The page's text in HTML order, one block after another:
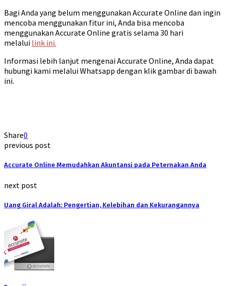
Bagi Anda yang belum menggunakan Accurate Online dan ingin
mencoba menggunakan fitur ini, Anda bisa mencoba
menggunakan Accurate Online gratis selama 30 hari
melalui link ini.
Informasi lebih lanjut mengenai Accurate Online, Anda dapat
hubungi kami melalui Whatsapp dengan klik gambar di bawah
ini.
Share0
previous post
Accurate Online Memudahkan Akuntansi pada Peternakan Anda
next post
Uang Giral Adalah: Pengertian, Kelebihan dan Kekurangannya